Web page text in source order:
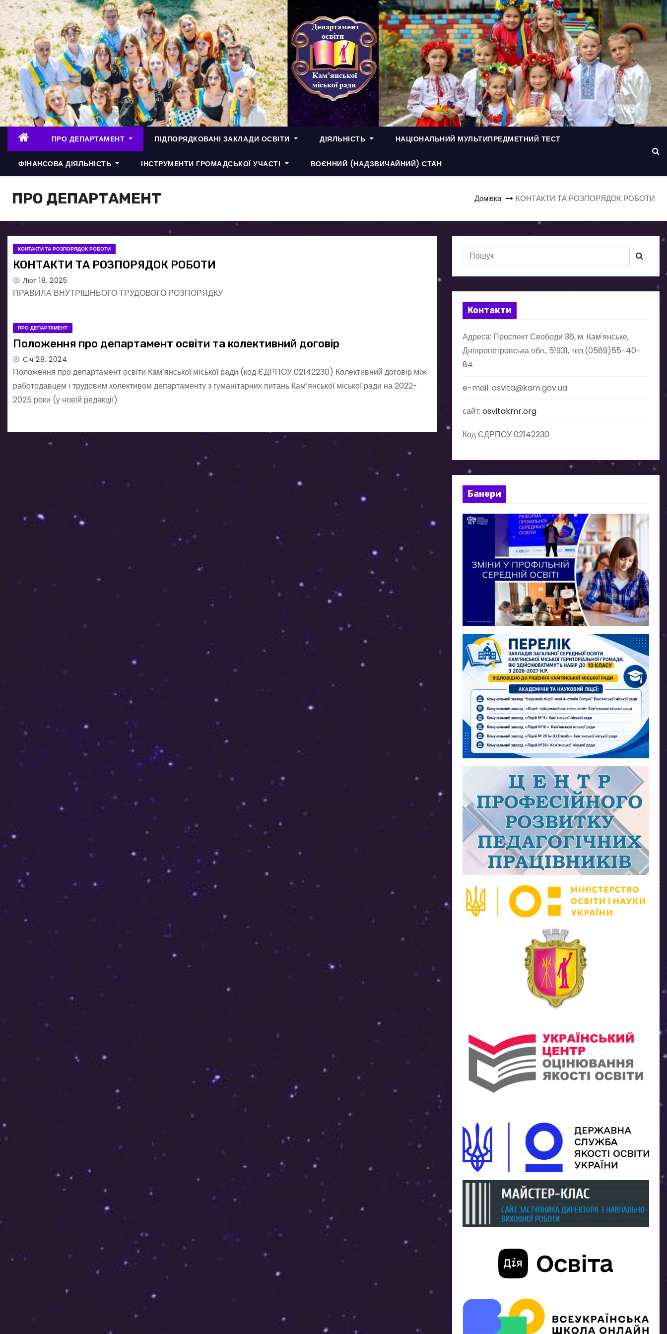
П
е
р
е
й
т
и
д
о
ПРО ДЕПАРТАМЕНТ ПІДПОРЯДКОВАНІ ЗАКЛАДИ ОСВІТИ ДІЯЛЬНІСТЬ НАЦІОНАЛЬНИЙ МУЛЬТИПРЕДМЕТНИЙ ТЕСТ
ФІНАНСОВА ДІЯЛЬНІСТЬ ІНСТРУМЕНТИ ГРОМАДСЬКОЇ УЧАСТІ ВОЄННИЙ (НАДЗВИЧАЙНИЙ) СТАН
ПРО ДЕПАРТАМЕНТ Домівка КОНТАКТИ ТА РОЗПОРЯДОК РОБОТИ
КОНТАКТИ ТА РОЗПОРЯДОК РОБОТИ
КОНТАКТИ ТА РОЗПОРЯДОК РОБОТИ
Лют 18, 2025
ПРАВИЛА ВНУТРІШНЬОГО ТРУДОВОГО РОЗПОРЯДКУ
ПРО ДЕПАРТАМЕНТ
Положення про департамент освіти та колективний договір
Січ 28, 2024
Положення про департамент освіти Кам’янської міської ради (код ЄДРПОУ 02142230) Колективний договір між
работодавцем і трудовим колективом департаменту з гуманітарних питань Кам’янської міської ради на 2022-
2025 роки (у новій редакції)
Контакти
Адреса: Проспект Свободи 36, м. Кам'янське,
Дніпропетровська обл., 51931, тел.(0569)55-40-
84
e-mail: osvita@kam.gov.ua
сайт: osvitakmr.org
Код ЄДРПОУ 02142230
Банери